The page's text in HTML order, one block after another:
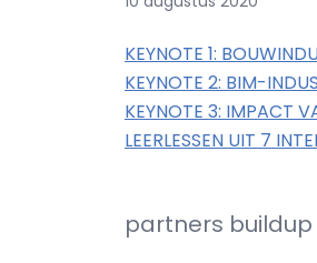
KEYNOTE 1:
KEYNOTE 2: BIM-
KEYNOTE 3: IMPACT
LEERLESSEN UIT 7
partners buildup